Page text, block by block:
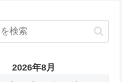
2026年8月